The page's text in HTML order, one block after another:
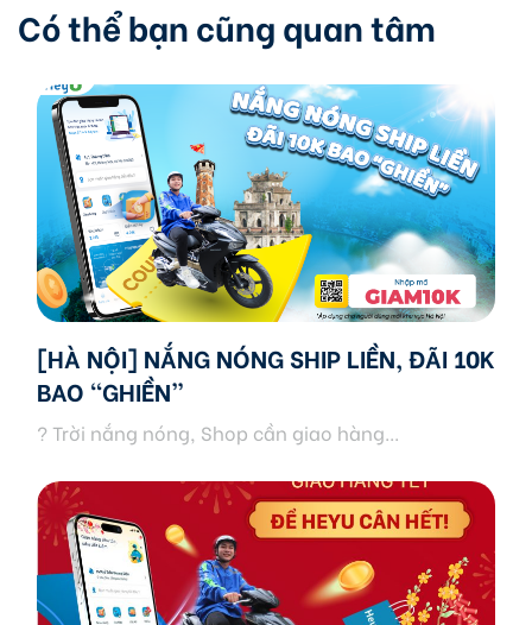
Có thể bạn cũng quan tâm
[HÀ NỘI] NẮNG NÓNG SHIP LIỀN, ĐÃI 10K
BAO “GHIỀN”
? Trời nắng nóng, Shop cần giao hàng...